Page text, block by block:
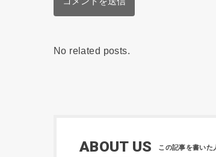
No related posts.
ABOUT US